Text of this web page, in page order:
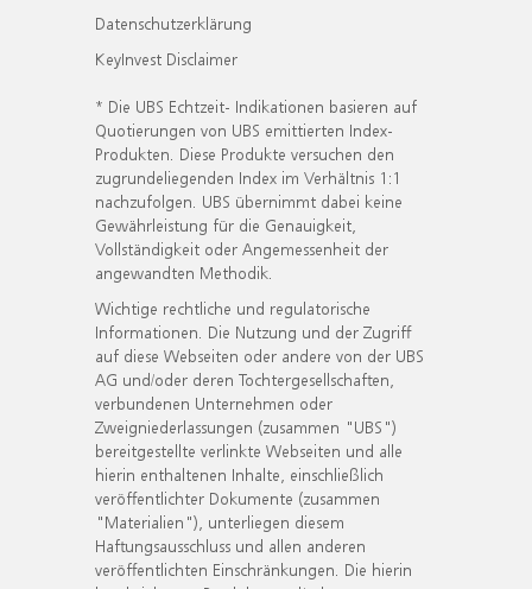
Datenschutzerklärung
KeyInvest Disclaimer
* Die UBS Echtzeit- Indikationen basieren auf
Quotierungen von UBS emittierten Index-
Produkten. Diese Produkte versuchen den
zugrundeliegenden Index im Verhältnis 1:1
nachzufolgen. UBS übernimmt dabei keine
Gewährleistung für die Genauigkeit,
Vollständigkeit oder Angemessenheit der
angewandten Methodik.
Wichtige rechtliche und regulatorische
Informationen. Die Nutzung und der Zugriff
auf diese Webseiten oder andere von der UBS
AG und/oder deren Tochtergesellschaften,
verbundenen Unternehmen oder
Zweigniederlassungen (zusammen "UBS")
bereitgestellte verlinkte Webseiten und alle
hierin enthaltenen Inhalte, einschließlich
veröffentlichter Dokumente (zusammen
"Materialien"), unterliegen diesem
Haftungsausschluss und allen anderen
veröffentlichten Einschränkungen. Die hierin